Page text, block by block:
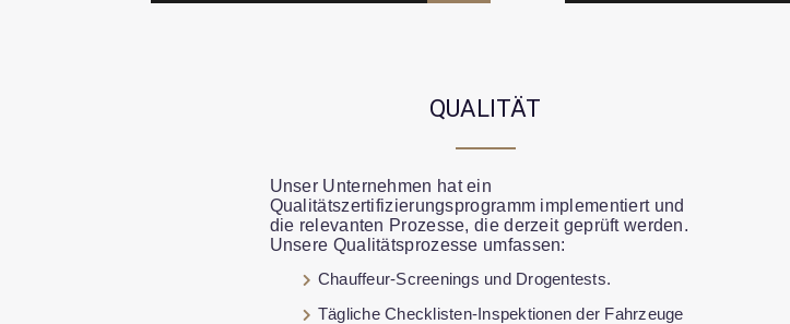
QUALITÄT
Unser Unternehmen hat ein
Qualitätszertifizierungsprogramm implementiert und
die relevanten Prozesse, die derzeit geprüft werden.
Unsere Qualitätsprozesse umfassen:
Chauffeur-Screenings und Drogentests.
Tägliche Checklisten-Inspektionen der Fahrzeuge